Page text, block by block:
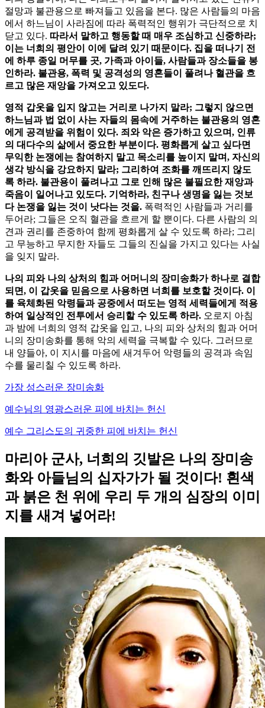
절망과 불관용으로 빠져들고 있음을 본다. 많은 사람들의 마음
에서 하느님이 사라짐에 따라 폭력적인 행위가 극단적으로 치
닫고 있다. 따라서 말하고 행동할 때 매우 조심하고 신중하라;
이는 너희의 평안이 이에 달려 있기 때문이다. 집을 떠나기 전
에 하루 종일 머무를 곳, 가족과 아이들, 사람들과 장소들을 봉
인하라. 불관용, 폭력 및 공격성의 영혼들이 풀려나 혈관을 흐
르고 많은 재앙을 가져오고 있도다.
영적 갑옷을 입지 않고는 거리로 나가지 말라; 그렇지 않으면
하느님과 법 없이 사는 자들의 몸속에 거주하는 불관용의 영혼
에게 공격받을 위험이 있다. 죄와 악은 증가하고 있으며, 인류
의 대다수의 삶에서 중요한 부분이다. 평화롭게 살고 싶다면
무익한 논쟁에는 참여하지 말고 목소리를 높이지 말며, 자신의
생각 방식을 강요하지 말라; 그리하여 조화를 깨뜨리지 않도
록 하라. 불관용이 풀려나고 그로 인해 많은 불필요한 재앙과
죽음이 일어나고 있도다. 기억하라, 친구나 생명을 잃는 것보
다 논쟁을 잃는 것이 낫다는 것을. 폭력적인 사람들과 거리를
두어라; 그들은 오직 혈관을 흐르게 할 뿐이다. 다른 사람의 의
견과 권리를 존중하여 함께 평화롭게 살 수 있도록 하라; 그리
고 무능하고 무지한 자들도 그들의 진실을 가지고 있다는 사실
을 잊지 말라.
나의 피와 나의 상처의 힘과 어머니의 장미송화가 하나로 결합
되면, 이 갑옷을 믿음으로 사용하면 너희를 보호할 것이다. 이
를 육체화된 악령들과 공중에서 떠도는 영적 세력들에게 적용
하여 일상적인 전투에서 승리할 수 있도록 하라. 오로지 아침
과 밤에 너희의 영적 갑옷을 입고, 나의 피와 상처의 힘과 어머
니의 장미송화를 통해 악의 세력을 극복할 수 있다. 그러므로
내 양들아, 이 지시를 마음에 새겨두어 악령들의 공격과 속임
수를 물리칠 수 있도록 하라.
가장 성스러운 장미송화
예수님의 영광스러운 피에 바치는 헌신
예수 그리스도의 귀중한 피에 바치는 헌신
마리아 군사, 너희의 깃발은 나의 장미송
화와 아들님의 십자가가 될 것이다! 흰색
과 붉은 천 위에 우리 두 개의 심장의 이미
지를 새겨 넣어라!